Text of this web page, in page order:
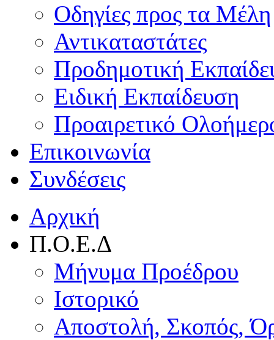
Οδηγίες προς τα Μέλη
Αντικαταστάτες
Προδημοτική
Ειδική Εκπαίδευση
Προαιρετικό
Επικοινωνία
Συνδέσεις
Αρχική
Π.Ο.Ε.Δ
Μήνυμα Προέδρου
Ιστορικό
Αποστολή, Σκοπός,